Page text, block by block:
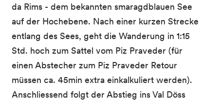
da Rims - dem bekannten smaragdblauen See
auf der Hochebene. Nach einer kurzen Strecke
entlang des Sees, geht die Wanderung in 1:15
Std. hoch zum Sattel vom Piz Praveder (für
einen Abstecher zum Piz Praveder Retour
müssen ca. 45min extra einkalkuliert werden).
Anschliessend folgt der Abstieg ins Val Döss